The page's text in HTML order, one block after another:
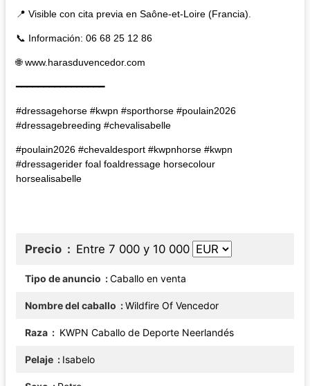
📍 Visible con cita previa en Saône-et-Loire (Francia).
📞 Información: 06 68 25 12 86
🌐 www.harasduvencedor.com
━━━━━━━━━━━━━━━━
#dressagehorse #kwpn #sporthorse #poulain2026
#dressagebreeding #chevalisabelle
#poulain2026 #chevaldesport #kwpnhorse #kwpn
#dressagerider foal foaldressage horsecolour
horsealisabelle
Precio Entre 7 000 y 10 000
Tipo de anuncio Caballo en venta
Nombre del caballo Wildfire Of Vencedor
Raza KWPN Caballo de Deporte Neerlandés
Pelaje Isabelo